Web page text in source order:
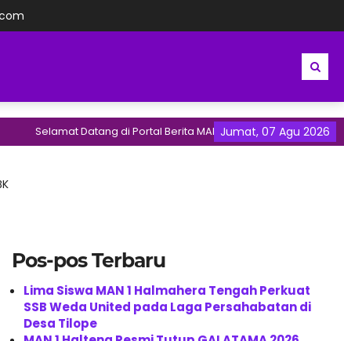
Jumat, 07 Agu 2026
Selamat Datang di Portal Berita MAN 1 Halmahera Tengah |
Pos-pos Terbaru
Lima Siswa MAN 1 Halmahera Tengah Perkuat
SSB Weda United pada Laga Persahabatan di
Desa Tilope